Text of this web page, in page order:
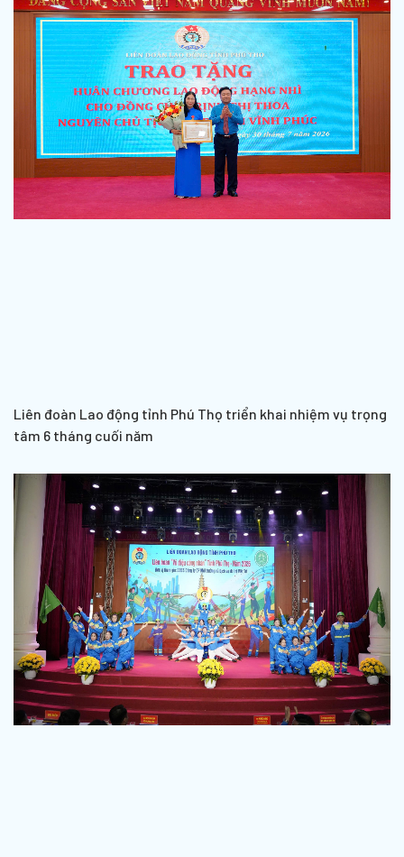
Liên đoàn Lao động tỉnh Phú Thọ triển khai nhiệm vụ trọng
tâm 6 tháng cuối năm